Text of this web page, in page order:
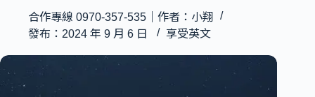
合作專線 0970-357-535｜作者：小翔
發布：2024 年 9 月 6 日
享受英文